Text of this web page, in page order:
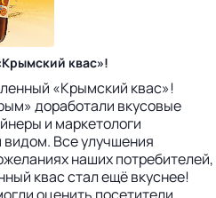
квас»!
«Крымский квас»!
доработали вкусовые
и маркетологи
Все улучшения
наших потребителей,
квас стал ещё вкуснее!